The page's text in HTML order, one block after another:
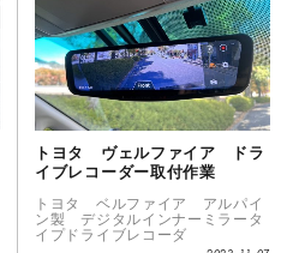
トヨタ ヴェルファイア ドラ
イブレコーダー取付作業
トヨタ ベルファイア アルパイ
ン製 デジタルインナーミラータ
イプドライブレコーダ